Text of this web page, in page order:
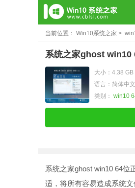
当前位置： Win10系统之家 >
系统之家ghost win10
大小：4.38 GB
语言：简体中文
类别： win10
系统之家ghost win10 64位
适，将所有容易造成系统